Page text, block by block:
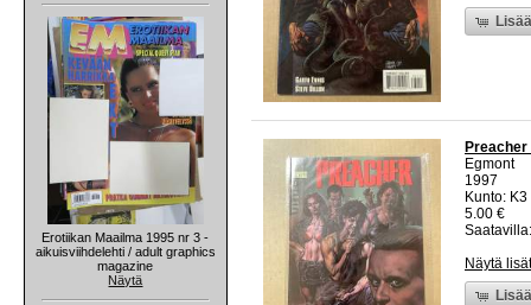
Erotiikan Maailma 1995 nr 3 -
aikuisviihdelehti / adult graphics
magazine
Näytä
Egmont
1997
Kunto:
5.00 €
Näytä